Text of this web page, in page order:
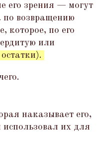
его зрения — могут
по возвращению
которое, по его
или
наказывает его,
использовал их для